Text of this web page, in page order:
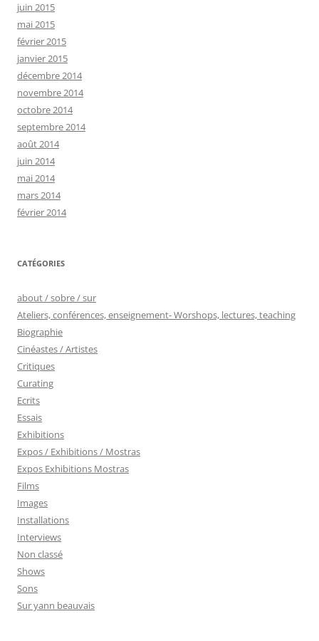
juin 2015
mai 2015
février 2015
janvier 2015
décembre 2014
novembre 2014
octobre 2014
septembre 2014
août 2014
juin 2014
mai 2014
mars 2014
février 2014
CATÉGORIES
about / sobre / sur
Ateliers, conférences, enseignement- Worshops, lectures, teaching
Biographie
Cinéastes / Artistes
Critiques
Curating
Ecrits
Essais
Exhibitions
Expos / Exhibitions / Mostras
Expos Exhibitions Mostras
Films
Images
Installations
Interviews
Non classé
Shows
Sons
Sur yann beauvais